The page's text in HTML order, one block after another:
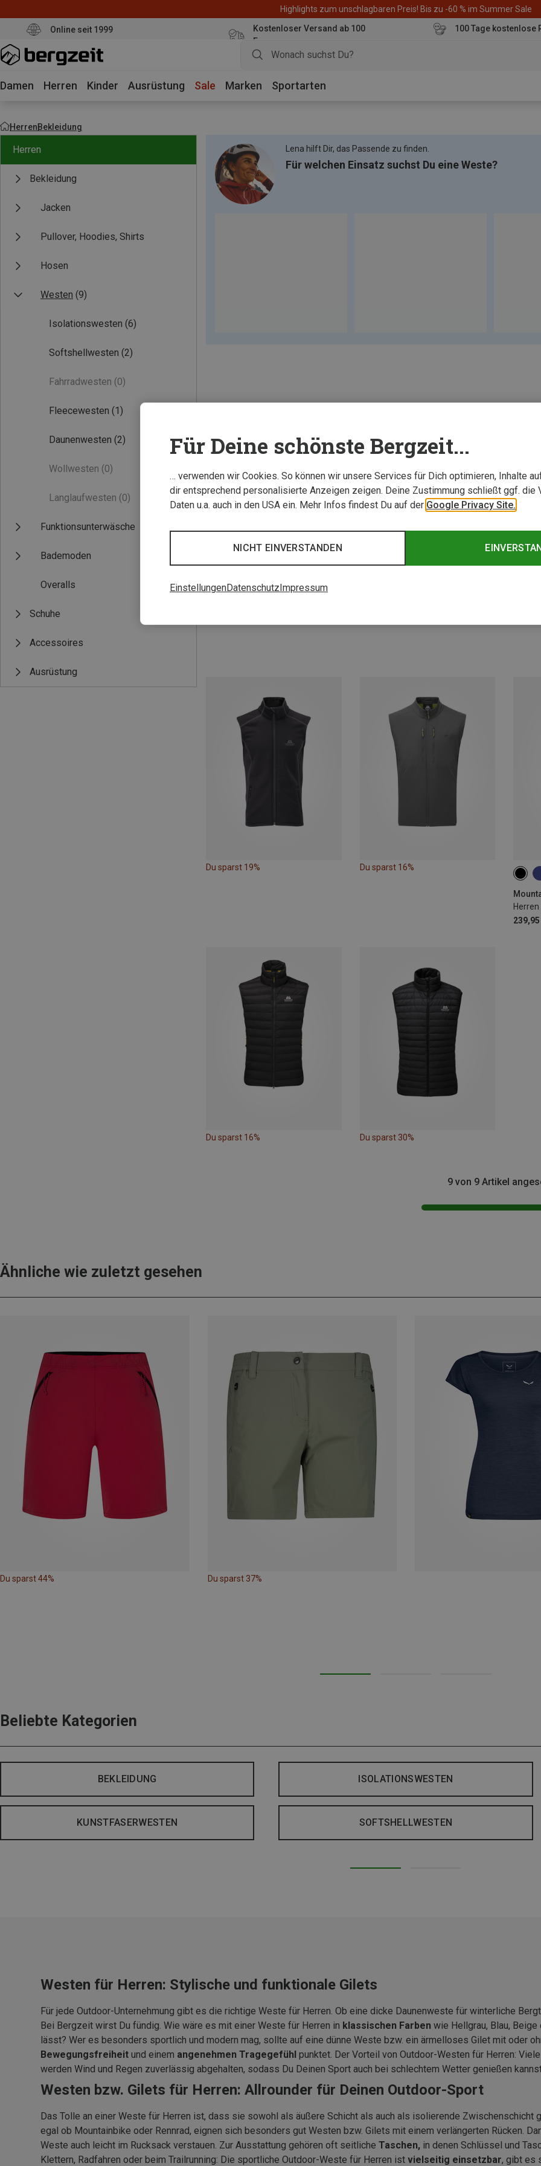
Highlights zum unschlagbaren Preis! Bis zu -60 % im Summer Sale
Online seit 1999
Kostenloser Versand ab 100
Euro
100 Tage kostenlose
Damen Herren Kinder Ausrüstung Sale Marken Sportarten
HerrenBekleidung
Herren
Bekleidung
Jacken
Pullover, Hoodies, Shirts
Hosen
Westen (9)
Isolationswesten (6)
Softshellwesten (2)
Fahrradwesten (0)
Fleecewesten (1)
Daunenwesten (2)
Wollwesten (0)
Langlaufwesten (0)
Funktionsunterwäsche
Bademoden
Overalls
Schuhe
Accessoires
Ausrüstung
Lena hilft Dir, das Passende zu finden.
Für welchen Einsatz suchst Du eine Weste?
Du sparst 19% Du sparst 16%
239,95
S
Du sparst 16% Du sparst 30%
9 von 9 Artikel
Ähnliche wie zuletzt gesehen
Du sparst 44% Du sparst 37%
Beliebte Kategorien
BEKLEIDUNG ISOLATIONSWESTEN
KUNSTFASERWESTEN SOFTSHELLWESTEN
Westen für Herren: Stylische und funktionale Gilets
Für jede Outdoor-Unternehmung gibt es die richtige Weste für Herren. Ob eine dicke Daunenweste für winterliche
Bei Bergzeit wirst Du fündig. Wie wäre es mit einer Weste für Herren in klassischen Farben wie Hellgrau, Blau,
lässt? Wer es besonders sportlich und modern mag, sollte auf eine dünne Weste bzw. ein ärmelloses Gilet mit oder
Bewegungsfreiheit und einem angenehmen Tragegefühl punktet. Der Vorteil von Outdoor-Westen für Herren:
werden Wind und Regen zuverlässig abgehalten, sodass Du Deinen Sport auch bei schlechtem Wetter genießen
Westen bzw. Gilets für Herren: Allrounder für Deinen Outdoor-Sport
Das Tolle an einer Weste für Herren ist, dass sie sowohl als äußere Schicht als auch als isolierende Zwischenschicht
egal ob Mountainbike oder Rennrad, eignen sich besonders gut Westen bzw. Gilets mit einem verlängerten Rücken.
Weste auch leicht im Rucksack verstauen. Zur Ausstattung gehören oft seitliche Taschen, in denen Schlüssel und
Klettern, Radfahren oder beim Trailrunning: Die sportliche Outdoor-Weste für Herren ist vielseitig einsetzbar, gibt es
Für Deine schönste Bergzeit...
… verwenden wir Cookies. So können wir unsere Services für Dich optimieren, Inhalte
dir entsprechend personalisierte Anzeigen zeigen. Deine Zustimmung schließt ggf. die
Daten u.a. auch in den USA ein. Mehr Infos findest Du auf der Google Privacy Site.
NICHT EINVERSTANDEN
EinstellungenDatenschutz Impressum